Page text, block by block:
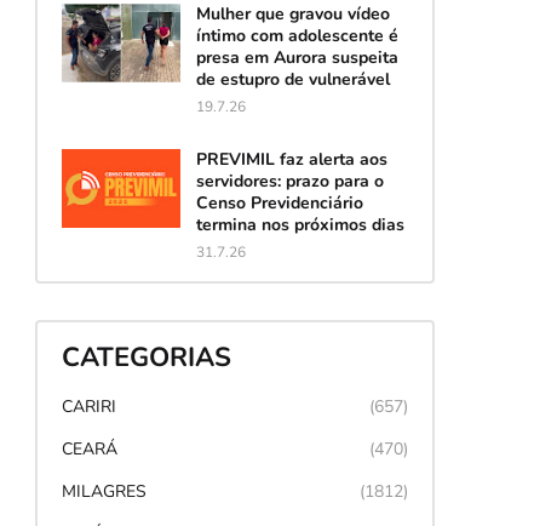
Mulher que gravou vídeo
íntimo com adolescente é
presa em Aurora suspeita
de estupro de vulnerável
19.7.26
PREVIMIL faz alerta aos
servidores: prazo para o
Censo Previdenciário
termina nos próximos dias
31.7.26
CATEGORIAS
CARIRI
(657)
CEARÁ
(470)
MILAGRES
(1812)